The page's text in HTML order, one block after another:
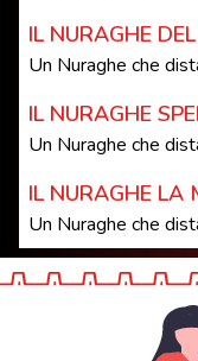
IL NURAGHE
Un Nuraghe che
IL NURAGHE
Un Nuraghe che
IL NURAGHE LA
Un Nuraghe che